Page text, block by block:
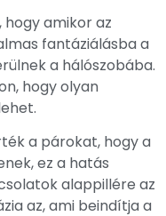
hogy amikor az
fantáziálásba a
a hálószobába.
hogy olyan
a párokat, hogy a
ez a hatás
alappillére az
az, ami beindítja a